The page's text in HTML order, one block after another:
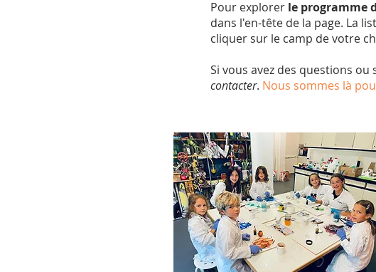
Pour explorer le programme
dans l'en-tête de la page. La
cliquer sur le camp de votre
Si vous avez des questions
contacter. Nous sommes là